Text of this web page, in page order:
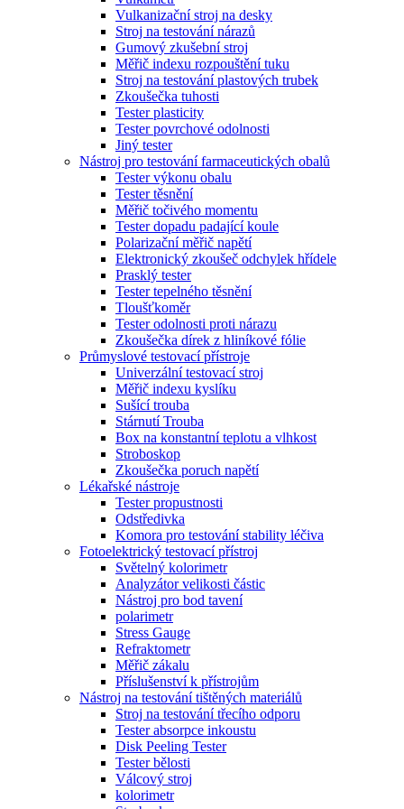
Vulkanizační stroj na desky
Stroj na testování nárazů
Gumový zkušební stroj
Měřič indexu rozpouštění tuku
Stroj na testování plastových trubek
Zkoušečka tuhosti
Tester plasticity
Tester povrchové odolnosti
Jiný tester
Nástroj pro testování farmaceutických obalů
Tester výkonu obalu
Tester těsnění
Měřič točivého momentu
Tester dopadu padající koule
Polarizační měřič napětí
Elektronický zkoušeč odchylek hřídele
Prasklý tester
Tester tepelného těsnění
Tloušťkoměr
Tester odolnosti proti nárazu
Zkoušečka dírek z hliníkové fólie
Průmyslové testovací přístroje
Univerzální testovací stroj
Měřič indexu kyslíku
Sušící trouba
Stárnutí Trouba
Box na konstantní teplotu a vlhkost
Stroboskop
Zkoušečka poruch napětí
Lékařské nástroje
Tester propustnosti
Odstředivka
Komora pro testování stability léčiva
Fotoelektrický testovací přístroj
Světelný kolorimetr
Analyzátor velikosti částic
Nástroj pro bod tavení
polarimetr
Stress Gauge
Refraktometr
Měřič zákalu
Příslušenství k přístrojům
Nástroj na testování tištěných materiálů
Stroj na testování třecího odporu
Tester absorpce inkoustu
Disk Peeling Tester
Tester bělosti
Válcový stroj
kolorimetr